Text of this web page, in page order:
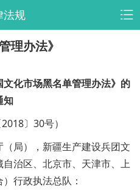
法规
理办法》
化市场黑名单管理办法》的
知
〕30号）
局），新疆生产建设兵团文
治区、北京市、天津市、上
行政执法总队：